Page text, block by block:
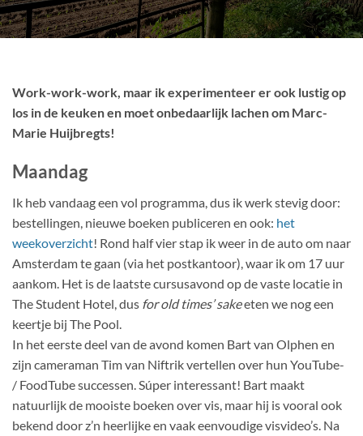
Work-work-work, maar ik experimenteer er ook lustig op
los in de keuken en moet onbedaarlijk lachen om Marc-
Marie Huijbregts!
Maandag
Ik heb vandaag een vol programma, dus ik werk stevig door:
bestellingen, nieuwe boeken publiceren en ook: het
weekoverzicht! Rond half vier stap ik weer in de auto om naar
Amsterdam te gaan (via het postkantoor), waar ik om 17 uur
aankom. Het is de laatste cursusavond op de vaste locatie in
The Student Hotel, dus for old times’ sakeeten we nog een
keertje bij The Pool.
In het eerste deel van de avond komen Bart van Olphen en
zijn cameraman Tim van Niftrik vertellen over hun YouTube-
/ FoodTube successen. Súper interessant! Bart maakt
natuurlijk de mooiste boeken over vis, maar hij is vooral ook
bekend door z’n heerlijke en vaak eenvoudige visvideo’s. Na